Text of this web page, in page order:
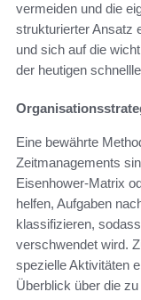
vermeiden und die
strukturierter Ansatz
und sich auf die
der heutigen
Eine bewährte
Zeitmanagements
Eisenhower-Matrix
helfen, Aufgaben
klassifizieren,
verschwendet wird.
spezielle Aktivitäten
Überblick über die